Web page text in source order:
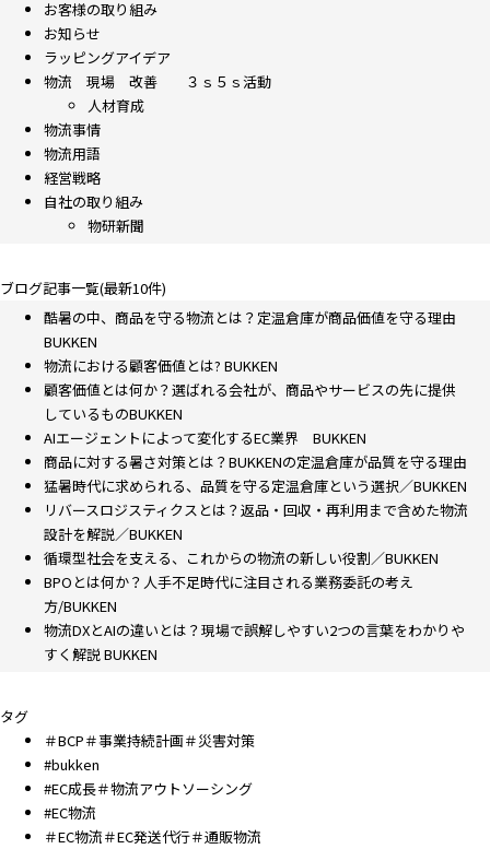
お客様の取り組み
お知らせ
ラッピングアイデア
物流 現場 改善 ３ｓ５ｓ活動
人材育成
物流事情
物流用語
経営戦略
自社の取り組み
物研新聞
ブログ記事一覧(最新10件)
酷暑の中、商品を守る物流とは？定温倉庫が商品価値を守る理由
BUKKEN
物流における顧客価値とは? BUKKEN
顧客価値とは何か？選ばれる会社が、商品やサービスの先に提供
しているものBUKKEN
AIエージェントによって変化するEC業界 BUKKEN
商品に対する暑さ対策とは？BUKKENの定温倉庫が品質を守る理由
猛暑時代に求められる、品質を守る定温倉庫という選択／BUKKEN
リバースロジスティクスとは？返品・回収・再利用まで含めた物流
設計を解説／BUKKEN
循環型社会を支える、これからの物流の新しい役割／BUKKEN
BPOとは何か？人手不足時代に注目される業務委託の考え
方/BUKKEN
物流DXとAIの違いとは？現場で誤解しやすい2つの言葉をわかりや
すく解説 BUKKEN
タグ
＃BCP＃事業持続計画＃災害対策
#bukken
#EC成長＃物流アウトソーシング
#EC物流
＃EC物流＃EC発送代行＃通販物流